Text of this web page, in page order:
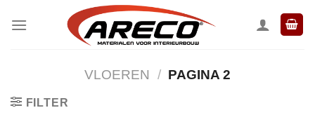
naar
VLOEREN / PAGINA 2
FILTER